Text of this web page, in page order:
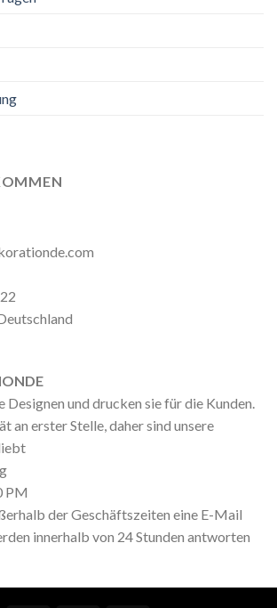
Designen und drucken sie für die Kunden.
an erster Stelle, daher sind unsere
PM
der Geschäftszeiten eine E-Mail
innerhalb von 24 Stunden antworten